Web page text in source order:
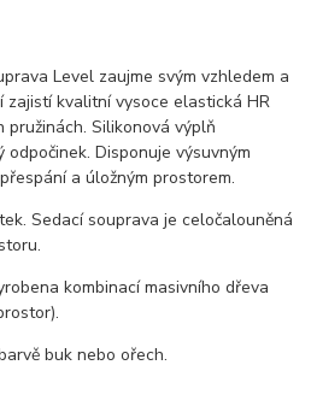
Level zaujme svým vzhledem a
zajistí kvalitní vysoce elastická HR
Silikonová výplň
Disponuje výsuvným
a úložným prostorem.
Sedací souprava je celočalouněná
kombinací masivního dřeva
buk nebo ořech.